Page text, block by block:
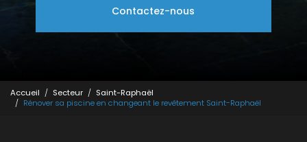
Contactez-nous
Accueil Secteur
Saint-Raphaël
Rénover sa piscine en changeant le revêtement Saint-Raphaël